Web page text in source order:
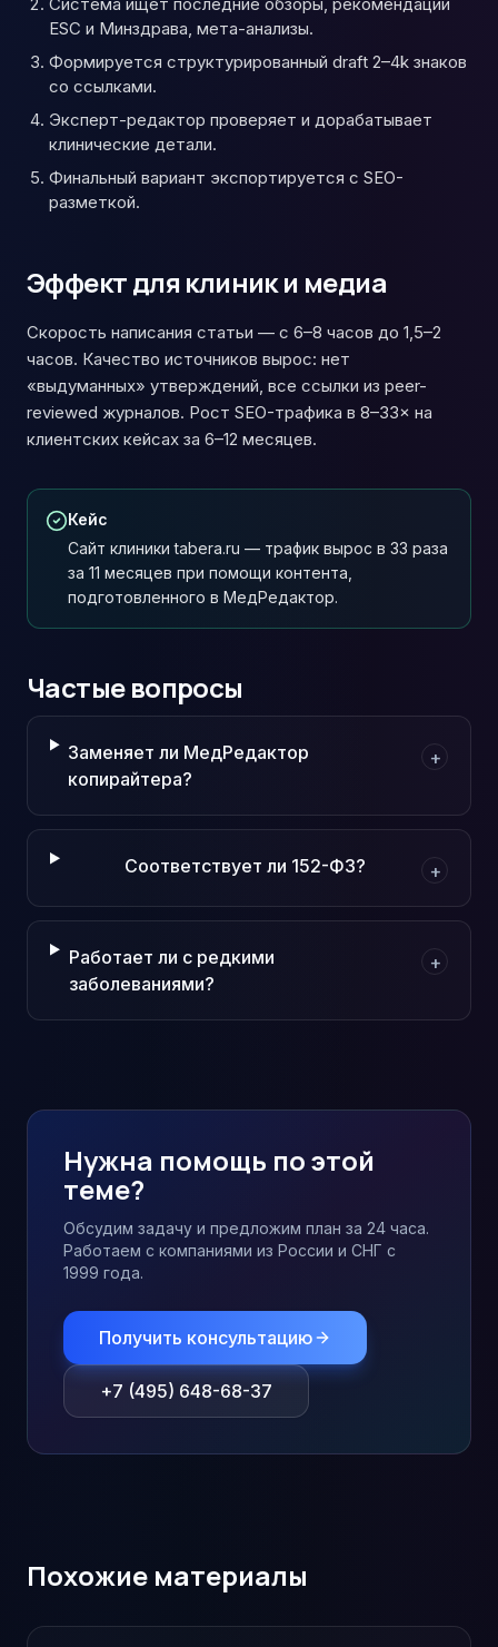
ESC и Минздрава, мета-анализы.
Формируется структурированный draft 2–4k знаков
со ссылками.
Эксперт-редактор проверяет и дорабатывает
клинические детали.
Финальный вариант экспортируется с SEO-
разметкой.
Эффект для клиник и медиа
Скорость написания статьи — с 6–8 часов до 1,5–2
часов. Качество источников вырос: нет
«выдуманных» утверждений, все ссылки из peer-
reviewed журналов. Рост SEO-трафика в 8–33× на
клиентских кейсах за 6–12 месяцев.
Кейс
Сайт клиники tabera.ru — трафик вырос в 33 раза
за 11 месяцев при помощи контента,
подготовленного в МедРедактор.
Частые вопросы
Заменяет ли МедРедактор
копирайтера?
+
Соответствует ли 152-ФЗ? +
Работает ли с редкими
заболеваниями?
+
Нужна помощь по этой
теме?
Обсудим задачу и предложим план за 24 часа.
Работаем с компаниями из России и СНГ с
1999 года.
Получить консультацию
+7 (495) 648-68-37
Похожие материалы